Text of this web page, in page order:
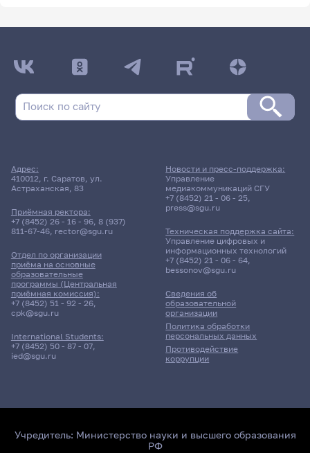
Адрес:
410012, г. Саратов, ул.
Астраханская, 83
Приёмная ректора:
+7 (8452) 26 - 16 - 96, 8 (937)
811-67-46, rector@sgu.ru
Отдел по организации
приёма на основные
образовательные
программы (Центральная
приёмная комиссия):
+7 (8452) 51 - 92 - 26,
cpk@sgu.ru
International Students:
+7 (8452) 50 - 87 - 07,
ied@sgu.ru
Сведения об
образовательной
организации
Политика обработки
персональных данных
Противодействие
коррупции
Новости и пресс-поддержка:
Управление
медиакоммуникаций СГУ
+7 (8452) 21 - 06 - 25,
press@sgu.ru
Техническая поддержка сайта:
Управление цифровых и
информационных технологий
+7 (8452) 21 - 06 - 64,
bessonov@sgu.ru
Учредитель: Министерство науки и высшего образования
РФ